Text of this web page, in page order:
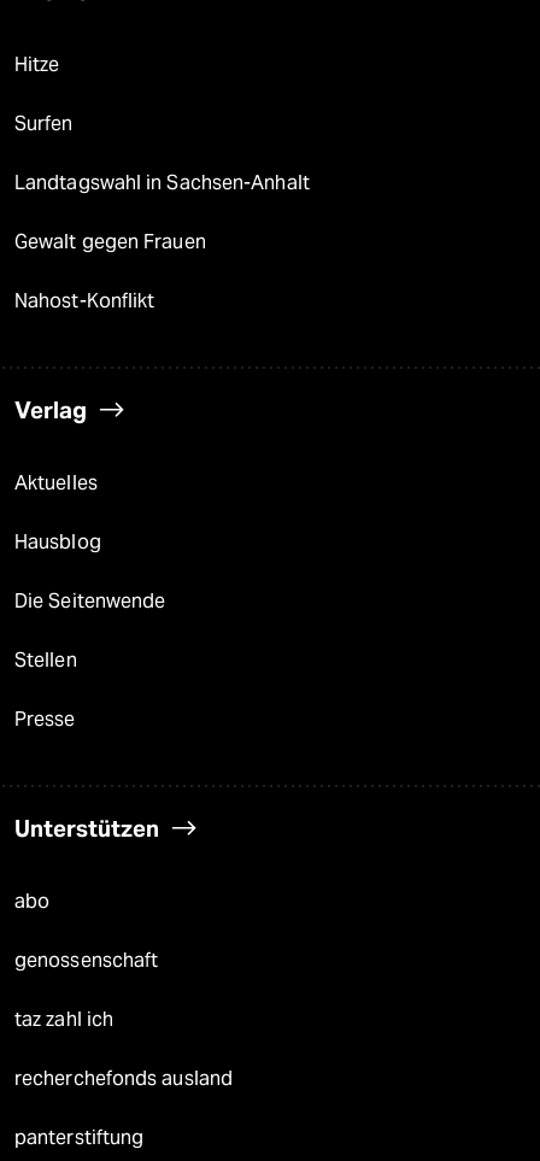
Hitze
Surfen
Landtagswahl in Sachsen-Anhalt
Gewalt gegen Frauen
Nahost-Konflikt
Verlag
Aktuelles
Hausblog
Die Seitenwende
Stellen
Presse
Unterstützen
abo
genossenschaft
taz zahl ich
recherchefonds ausland
panterstiftung